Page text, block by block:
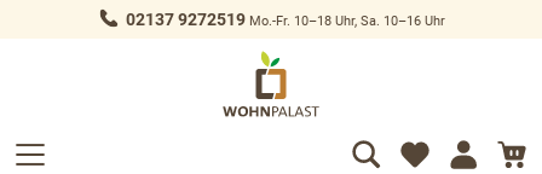
springen 02137 9272519Mo.-Fr. 10–18 Uhr, Sa. 10–16 Uhr